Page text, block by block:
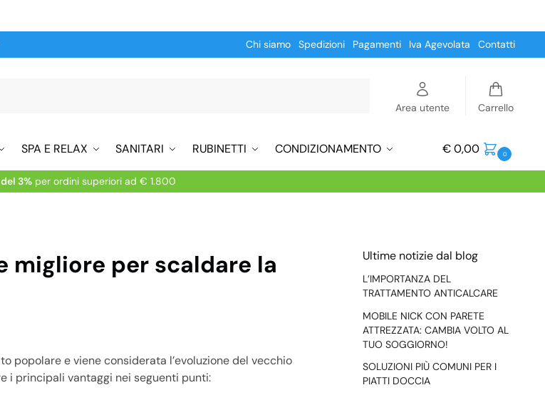
Chi siamo Spedizioni Pagamenti Iva Agevolata Contatti
Area utente Carrello
SPA E RELAX SANITARI RUBINETTI CONDIZIONAMENTO €0,00 0
3%per ordini superiori ad € 1.800
migliore per scaldare la
popolare e viene considerata l’evoluzione del vecchio
i principali vantaggi nei seguenti punti:
Ultime notizie dal blog
L’IMPORTANZA DEL
TRATTAMENTO ANTICALCARE
MOBILE NICK CON PARETE
ATTREZZATA: CAMBIA VOLTO AL
TUO SOGGIORNO!
SOLUZIONI PIÙ COMUNI PER I
PIATTI DOCCIA